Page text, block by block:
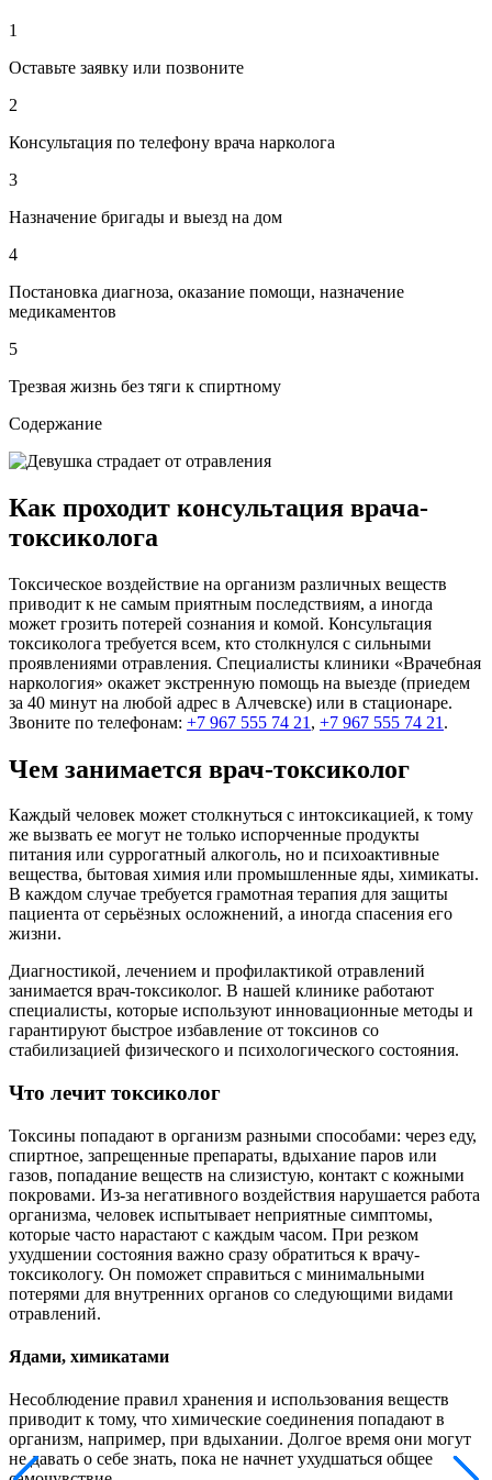
1
Оставьте заявку или позвоните
2
Консультация по телефону врача нарколога
3
Назначение бригады и выезд на дом
4
Постановка диагноза, оказание помощи, назначение
медикаментов
5
Трезвая жизнь без тяги к спиртному
Содержание
Как проходит консультация врача-
токсиколога
Токсическое воздействие на организм различных веществ
приводит к не самым приятным последствиям, а иногда
может грозить потерей сознания и комой. Консультация
токсиколога требуется всем, кто столкнулся с сильными
проявлениями отравления. Специалисты клиники «Врачебная
наркология» окажет экстренную помощь на выезде (приедем
за 40 минут на любой адрес в Алчевске) или в стационаре.
Звоните по телефонам: +7 967 555 74 21 , +7 967 555 74 21 .
Чем занимается врач-токсиколог
Каждый человек может столкнуться с интоксикацией, к тому
же вызвать ее могут не только испорченные продукты
питания или суррогатный алкоголь, но и психоактивные
вещества, бытовая химия или промышленные яды, химикаты.
В каждом случае требуется грамотная терапия для защиты
пациента от серьёзных осложнений, а иногда спасения его
жизни.
Диагностикой, лечением и профилактикой отравлений
занимается врач-токсиколог. В нашей клинике работают
специалисты, которые используют инновационные методы и
гарантируют быстрое избавление от токсинов со
стабилизацией физического и психологического состояния.
Что лечит токсиколог
Токсины попадают в организм разными способами: через еду,
спиртное, запрещенные препараты, вдыхание паров или
газов, попадание веществ на слизистую, контакт с кожными
покровами. Из-за негативного воздействия нарушается работа
организма, человек испытывает неприятные симптомы,
которые часто нарастают с каждым часом. При резком
ухудшении состояния важно сразу обратиться к врачу-
токсикологу. Он поможет справиться с минимальными
потерями для внутренних органов со следующими видами
отравлений.
Ядами, химикатами
Несоблюдение правил хранения и использования веществ
приводит к тому, что химические соединения попадают в
организм, например, при вдыхании. Долгое время они могут
не давать о себе знать, пока не начнет ухудшаться общее